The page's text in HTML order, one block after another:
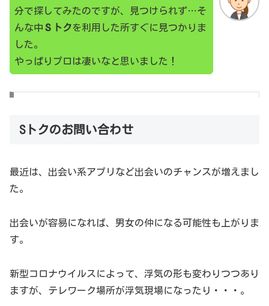
分で探してみたのですが、見つけられず…そ
んな中 Ｓトクを利用した所すぐに見つかりま
した。
やっぱりプロは凄いなと思いました！
就労後のSNS炎上や採用ミスマッチを未然に防止
「裏アカウント」の特定割合は、88％と高実績を実現。
見られることを前提とした「就活専用アカウント」からは
や経営合理化を強力にサポートします。
Sトクのお問い合わせ
最近は、出会い系アプリなど出会いのチャンスが増えまし
た。
出会いが容易になれば、男女の仲になる可能性も上がりま
す。
新型コロナウイルスによって、浮気の形も変わりつつあり
ますが、テレワーク場所が浮気現場になったり・・・。